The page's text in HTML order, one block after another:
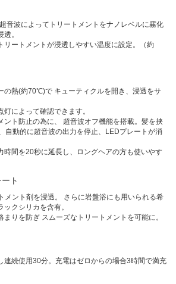
音波によってトリートメントをナノレベルに霧化
。
リートメントが浸透しやすい温度に設定。（約
の熱(約70℃)で キューティクルを開き、浸透をサ
によって確認できます。
ント防止の為に、 超音波オフ機能を搭載。髪を挟
自動的に超音波の出力を停止、LEDプレートが消
時間を20秒に延⾧し、ロングヘアの方も使いやす
ト
メント剤を浸透。 さらに岩盤浴にも用いられる希
クシリカを含有。
まりを防ぎ スムーズなトリートメントを可能に。
連続使用30分。充電はゼロからの場合3時間で満充